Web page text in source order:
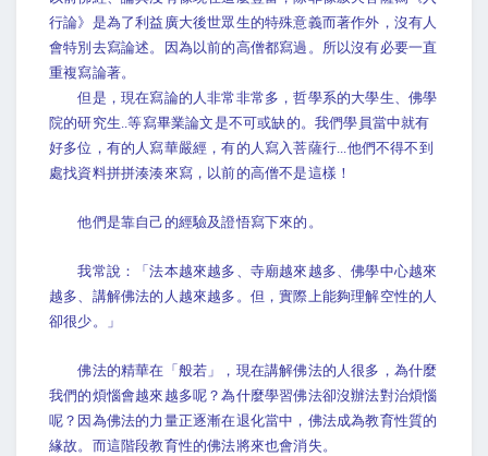
行論》是為了利益廣大後世眾生的特殊意義而著作外，沒有人
會特別去寫論述。因為以前的高僧都寫過。所以沒有必要一直
重複寫論著。
但是，現在寫論的人非常非常多，哲學系的大學生、佛學
院的研究生..等寫畢業論文是不可或缺的。我們學員當中就有
好多位，有的人寫華嚴經，有的人寫入菩薩行...他們不得不到
處找資料拼拼湊湊來寫，以前的高僧不是這樣！
他們是靠自己的經驗及證悟寫下來的。
我常說：「法本越來越多、寺廟越來越多、佛學中心越來
越多、講解佛法的人越來越多。但，實際上能夠理解空性的人
卻很少。」
佛法的精華在「般若」，現在講解佛法的人很多，為什麼
我們的煩惱會越來越多呢？為什麼學習佛法卻沒辦法對治煩惱
呢？因為佛法的力量正逐漸在退化當中，佛法成為教育性質的
緣故。而這階段教育性的佛法將來也會消失。